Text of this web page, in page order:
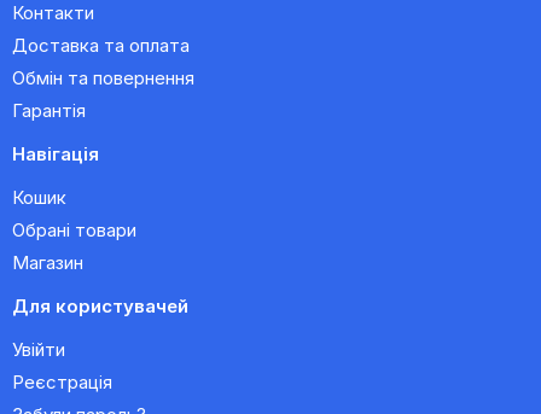
Контакти
Доставка та оплата
Обмін та повернення
Гарантія
Навігація
Кошик
Обрані товари
Магазин
Для користувачей
Увійти
Реєстрація